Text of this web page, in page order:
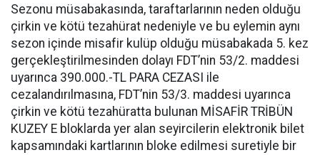
Sezonu müsabakasında, taraftarlarının neden olduğu
çirkin ve kötü tezahürat nedeniyle ve bu eylemin aynı
sezon içinde misafir kulüp olduğu müsabakada 5. kez
gerçekleştirilmesinden dolayı FDT’nin 53/2. maddesi
uyarınca 390.000.-TL PARA CEZASI ile
cezalandırılmasına, FDT’nin 53/3. maddesi uyarınca
çirkin ve kötü tezahüratta bulunan MİSAFİR TRİBÜN
KUZEY E bloklarda yer alan seyircilerin elektronik bilet
kapsamındaki kartlarının bloke edilmesi suretiyle bir